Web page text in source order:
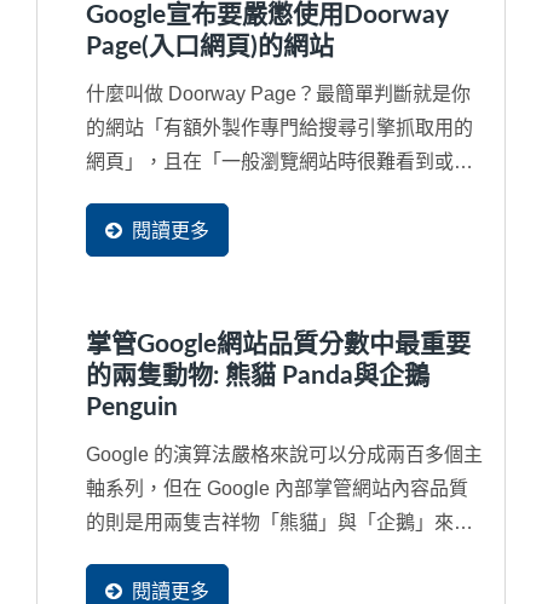
Google宣布要嚴懲使用Doorway
Page(入口網頁)的網站
什麼叫做 Doorway Page？最簡單判斷就是你
的網站「有額外製作專門給搜尋引擎抓取用的
網頁」，且在「一般瀏覽網站時很難看到或甚
（Domain...
閱讀更多
掌管Google網站品質分數中最重要
的兩隻動物: 熊貓 Panda與企鵝
Penguin
Google 的演算法嚴格來說可以分成兩百多個主
軸系列，但在 Google 內部掌管網站內容品質
的則是用兩隻吉祥物「熊貓」與「企鵝」來代
閱讀更多